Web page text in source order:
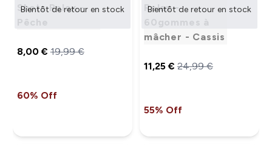
Shots Relax -
Pêche
8,00 €‎19,99 €‎
60% Off
Bientôt de retour en stock
Relax -
60gommes à
mâcher - Cassis
11,25 €‎ 24,99 €‎
55% Off
Bientôt de retour en stock